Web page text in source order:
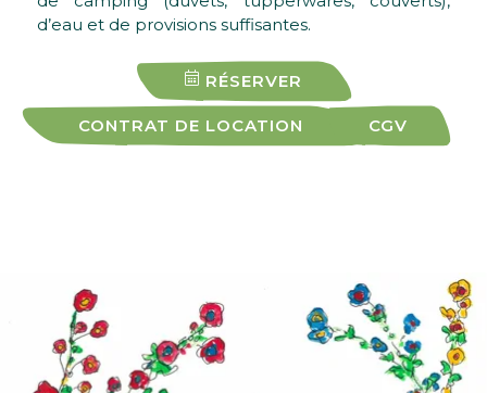
d’eau et de provisions suffisantes.
RÉSERVER
CONTRAT DE LOCATION CGV